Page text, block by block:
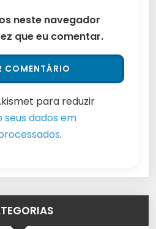
neste navegador
que eu comentar.
para reduzir
seus dados em
.